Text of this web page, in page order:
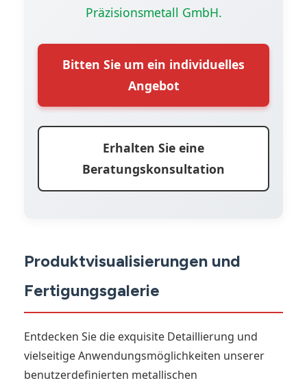
Präzisionsmetall GmbH.
Bitten Sie um ein individuelles
Angebot
Erhalten Sie eine
Beratungskonsultation
Produktvisualisierungen und
Fertigungsgalerie
Entdecken Sie die exquisite Detaillierung und
vielseitige Anwendungsmöglichkeiten unserer
benutzerdefinierten metallischen